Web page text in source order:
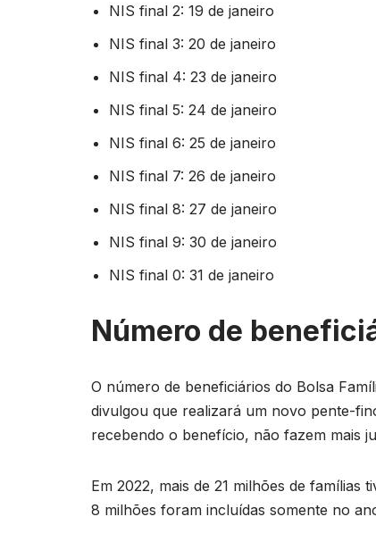
NIS final 2: 19 de janeiro
NIS final 3: 20 de janeiro
NIS final 4: 23 de janeiro
NIS final 5: 24 de janeiro
NIS final 6: 25 de janeiro
NIS final 7: 26 de janeiro
NIS final 8: 27 de janeiro
NIS final 9: 30 de janeiro
NIS final 0: 31 de janeiro
Número de
O número de beneficiários do Bolsa
divulgou que realizará um novo pente-
recebendo o benefício, não fazem mais
Em 2022, mais de 21 milhões de famílias
8 milhões foram incluídas somente no